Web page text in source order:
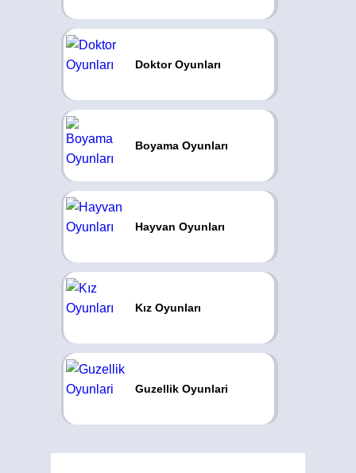
Doktor Oyunları
Boyama Oyunları
Hayvan Oyunları
Kız Oyunları
Guzellik Oyunlari